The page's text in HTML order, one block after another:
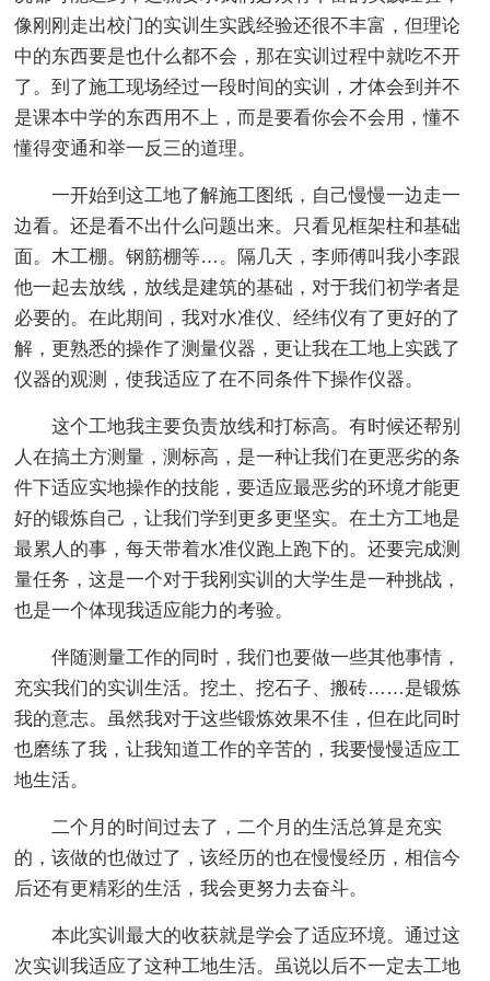
像刚刚走出校门的实训生实践经验还很不丰富，但理论
中的东西要是也什么都不会，那在实训过程中就吃不开
了。到了施工现场经过一段时间的实训，才体会到并不
是课本中学的东西用不上，而是要看你会不会用，懂不
懂得变通和举一反三的道理。
一开始到这工地了解施工图纸，自己慢慢一边走一
边看。还是看不出什么问题出来。只看见框架柱和基础
面。木工棚。钢筋棚等…。隔几天，李师傅叫我小李跟
他一起去放线，放线是建筑的基础，对于我们初学者是
必要的。在此期间，我对水准仪、经纬仪有了更好的了
解，更熟悉的操作了测量仪器，更让我在工地上实践了
仪器的观测，使我适应了在不同条件下操作仪器。
这个工地我主要负责放线和打标高。有时候还帮别
人在搞土方测量，测标高，是一种让我们在更恶劣的条
件下适应实地操作的技能，要适应最恶劣的环境才能更
好的锻炼自己，让我们学到更多更坚实。在土方工地是
最累人的事，每天带着水准仪跑上跑下的。还要完成测
量任务，这是一个对于我刚实训的大学生是一种挑战，
也是一个体现我适应能力的考验。
伴随测量工作的同时，我们也要做一些其他事情，
充实我们的实训生活。挖土、挖石子、搬砖……是锻炼
我的意志。虽然我对于这些锻炼效果不佳，但在此同时
也磨练了我，让我知道工作的辛苦的，我要慢慢适应工
地生活。
二个月的时间过去了，二个月的生活总算是充实
的，该做的也做过了，该经历的也在慢慢经历，相信今
后还有更精彩的生活，我会更努力去奋斗。
本此实训最大的收获就是学会了适应环境。通过这
次实训我适应了这种工地生活。虽说以后不一定去工地